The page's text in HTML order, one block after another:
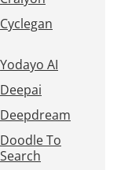
Cyclegan
Yodayo AI
Deepai
Deepdream
Doodle To
Search